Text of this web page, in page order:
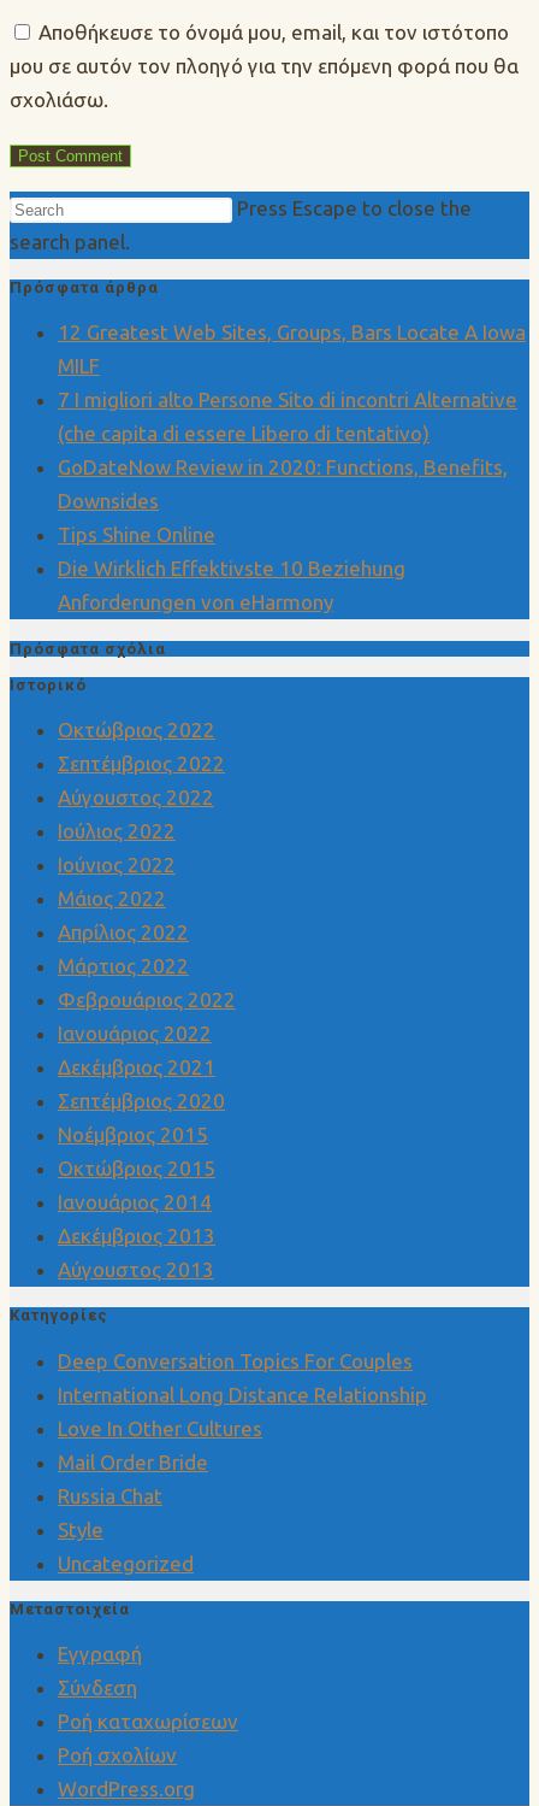
Αποθήκευσε το όνομά μου, email, και τον ιστότοπο
μου σε αυτόν τον πλοηγό για την επόμενη φορά που θα
σχολιάσω.
Press Escape to close the
search panel.
Πρόσφατα άρθρα
12 Greatest Web Sites, Groups, Bars Locate A Iowa
MILF
7 I migliori alto Persone Sito di incontri Alternative
(che capita di essere Libero di tentativo)
GoDateNow Review in 2020: Functions, Benefits,
Downsides
Tips Shine Online
Die Wirklich Effektivste 10 Beziehung
Anforderungen von eHarmony
Πρόσφατα σχόλια
Ιστορικό
Οκτώβριος 2022
Σεπτέμβριος 2022
Αύγουστος 2022
Ιούλιος 2022
Ιούνιος 2022
Μάιος 2022
Απρίλιος 2022
Μάρτιος 2022
Φεβρουάριος 2022
Ιανουάριος 2022
Δεκέμβριος 2021
Σεπτέμβριος 2020
Νοέμβριος 2015
Οκτώβριος 2015
Ιανουάριος 2014
Δεκέμβριος 2013
Αύγουστος 2013
Kατηγορίες
Deep Conversation Topics For Couples
International Long Distance Relationship
Love In Other Cultures
Mail Order Bride
Russia Chat
Style
Uncategorized
Μεταστοιχεία
Εγγραφή
Σύνδεση
Ροή καταχωρίσεων
Ροή σχολίων
WordPress.org